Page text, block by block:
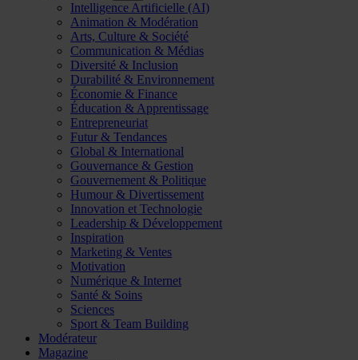
Intelligence Artificielle (AI)
Animation & Modération
Arts, Culture & Société
Communication & Médias
Diversité & Inclusion
Durabilité & Environnement
Économie & Finance
Éducation & Apprentissage
Entrepreneuriat
Futur & Tendances
Global & International
Gouvernance & Gestion
Gouvernement & Politique
Humour & Divertissement
Innovation et Technologie
Leadership & Développement
Inspiration
Marketing & Ventes
Motivation
Numérique & Internet
Santé & Soins
Sciences
Sport & Team Building
Modérateur
Magazine